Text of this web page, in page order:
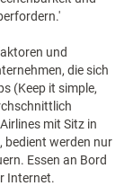
und
die sich
(Keep it simple,
mit Sitz in
bedient werden nur
Essen an Bord
Internet.